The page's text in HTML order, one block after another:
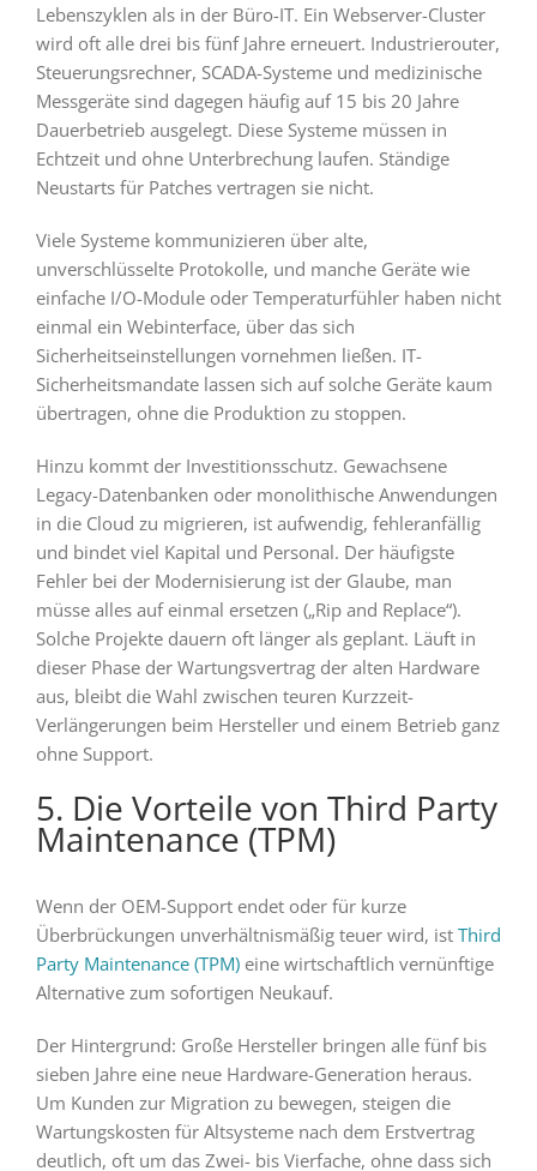
Lebenszyklen als in der Büro-IT. Ein Webserver-Cluster
wird oft alle drei bis fünf Jahre erneuert. Industrierouter,
Steuerungsrechner, SCADA-Systeme und medizinische
Messgeräte sind dagegen häufig auf 15 bis 20 Jahre
Dauerbetrieb ausgelegt. Diese Systeme müssen in
Echtzeit und ohne Unterbrechung laufen. Ständige
Neustarts für Patches vertragen sie nicht.
Viele Systeme kommunizieren über alte,
unverschlüsselte Protokolle, und manche Geräte wie
einfache I/O-Module oder Temperaturfühler haben nicht
einmal ein Webinterface, über das sich
Sicherheitseinstellungen vornehmen ließen. IT-
Sicherheitsmandate lassen sich auf solche Geräte kaum
übertragen, ohne die Produktion zu stoppen.
Hinzu kommt der Investitionsschutz. Gewachsene
Legacy-Datenbanken oder monolithische Anwendungen
in die Cloud zu migrieren, ist aufwendig, fehleranfällig
und bindet viel Kapital und Personal. Der häufigste
Fehler bei der Modernisierung ist der Glaube, man
müsse alles auf einmal ersetzen („Rip and Replace“).
Solche Projekte dauern oft länger als geplant. Läuft in
dieser Phase der Wartungsvertrag der alten Hardware
aus, bleibt die Wahl zwischen teuren Kurzzeit-
Verlängerungen beim Hersteller und einem Betrieb ganz
ohne Support.
5. Die Vorteile von Third Party
Maintenance (TPM)
Wenn der OEM-Support endet oder für kurze
Überbrückungen unverhältnismäßig teuer wird, ist Third
Party Maintenance (TPM)eine wirtschaftlich vernünftige
Alternative zum sofortigen Neukauf.
Der Hintergrund: Große Hersteller bringen alle fünf bis
sieben Jahre eine neue Hardware-Generation heraus.
Um Kunden zur Migration zu bewegen, steigen die
Wartungskosten für Altsysteme nach dem Erstvertrag
deutlich, oft um das Zwei- bis Vierfache, ohne dass sich